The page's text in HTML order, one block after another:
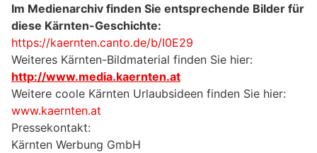
Im Medienarchiv finden Sie entsprechende Bilder für
diese Kärnten-Geschichte:
https://kaernten.canto.de/b/I0E29
Weiteres Kärnten-Bildmaterial finden Sie hier:
http://www.media.kaernten.at
Weitere coole Kärnten Urlaubsideen finden Sie hier:
www.kaernten.at
Pressekontakt:
Kärnten Werbung GmbH